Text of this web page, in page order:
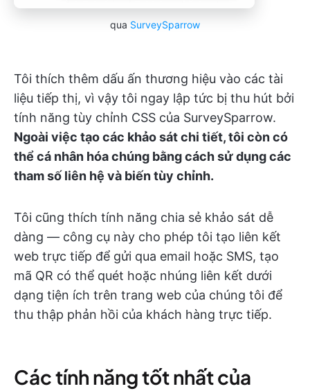
qua SurveySparrow
Tôi thích thêm dấu ấn thương hiệu vào các tài
liệu tiếp thị, vì vậy tôi ngay lập tức bị thu hút bởi
tính năng tùy chỉnh CSS của SurveySparrow.
Ngoài việc tạo các khảo sát chi tiết, tôi còn có
thể cá nhân hóa chúng bằng cách sử dụng các
tham số liên hệ và biến tùy chỉnh.
Tôi cũng thích tính năng chia sẻ khảo sát dễ
dàng — công cụ này cho phép tôi tạo liên kết
web trực tiếp để gửi qua email hoặc SMS, tạo
mã QR có thể quét hoặc nhúng liên kết dưới
dạng tiện ích trên trang web của chúng tôi để
thu thập phản hồi của khách hàng trực tiếp.
Các tính năng tốt nhất của